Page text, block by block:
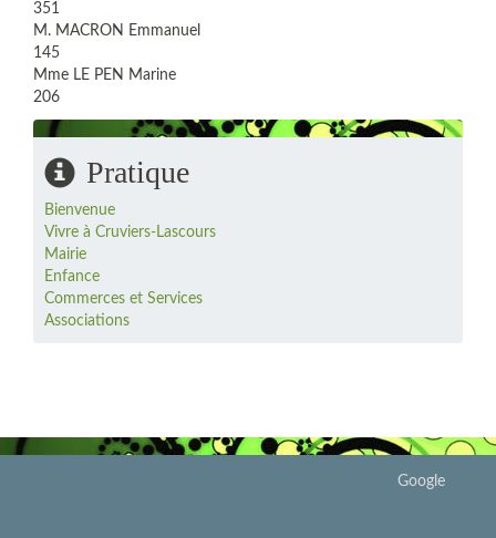
351
M. MACRON Emmanuel
145
Mme LE PEN Marine
206
Pratique
Bienvenue
Vivre à Cruviers-Lascours
Mairie
Enfance
Commerces et Services
Associations
Google